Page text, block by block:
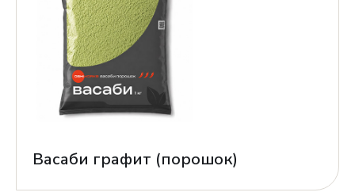
Васаби графит (порошок)